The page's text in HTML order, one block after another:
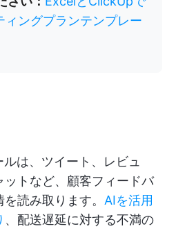
ングプランテンプレー
は、ツイート、レビュ
トなど、顧客フィードバ
読み取ります。 AIを活用
、配送遅延に対する不満の